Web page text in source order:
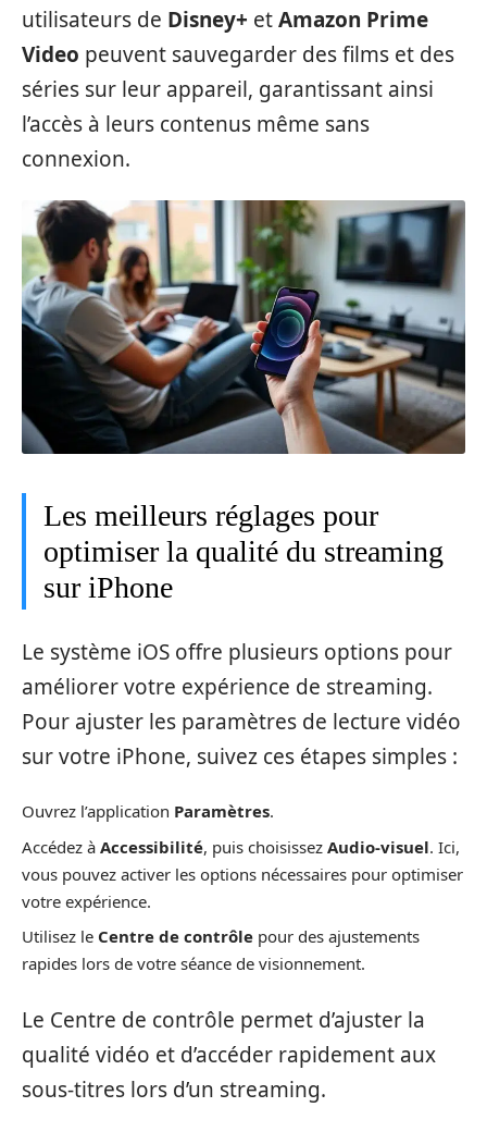
utilisateurs de Disney+ etAmazon Prime
Video peuvent sauvegarder des films et des
séries sur leur appareil, garantissant ainsi
l’accès à leurs contenus même sans
connexion.
Les meilleurs réglages pour
optimiser la qualité du streaming
sur iPhone
Le système iOS offre plusieurs options pour
améliorer votre expérience de streaming.
Pour ajuster les paramètres de lecture vidéo
sur votre iPhone, suivez ces étapes simples :
Ouvrez l’application Paramètres.
Accédez à Accessibilité, puis choisissez Audio-visuel. Ici,
vous pouvez activer les options nécessaires pour optimiser
votre expérience.
Utilisez le Centre de contrôle pour des ajustements
rapides lors de votre séance de visionnement.
Le Centre de contrôle permet d’ajuster la
qualité vidéo et d’accéder rapidement aux
sous-titres lors d’un streaming.